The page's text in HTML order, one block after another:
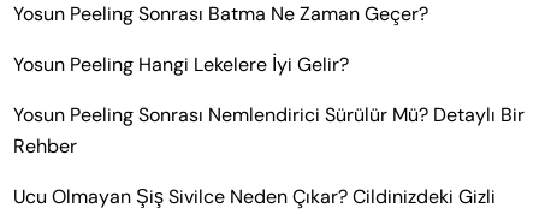
Yosun Peeling Sonrası Batma Ne Zaman Geçer?
Yosun Peeling Hangi Lekelere İyi Gelir?
Yosun Peeling Sonrası Nemlendirici Sürülür Mü? Detaylı Bir
Rehber
Ucu Olmayan Şiş Sivilce Neden Çıkar? Cildinizdeki Gizli